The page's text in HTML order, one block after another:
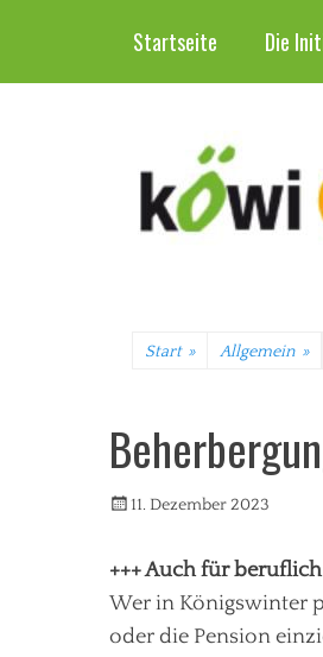
zumStartseite Die
Start » Allgemein »
Veröffentlicht
11. Dezember 2023
+++ Auch für
Wer in Königswinter
oder die Pension